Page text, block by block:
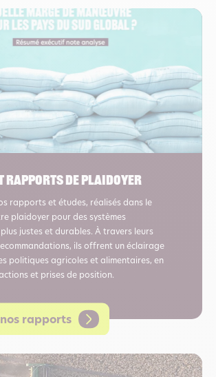
rapports de plaidoyer
rapports et études, réalisés dans le
plaidoyer pour des systèmes
justes et durables. À travers leurs
ils offrent un éclairage
politiques agricoles et alimentaires, en
et prises de position.
rapports